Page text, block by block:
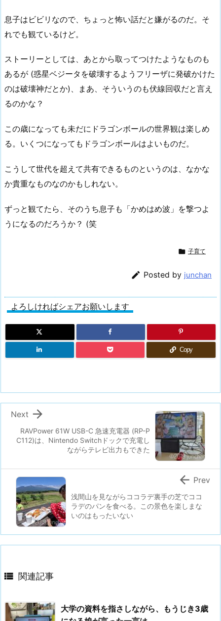
息子はビビリなので、ちょっと怖い話だと嫌がるのだ。そ
れでも観ているけど。
ストーリーとしては、あとから取ってつけたようなものも
あるが (惑星ベジータを破壊するようフリーザに発破かけた
のは破壊神だとか)、まあ、そういうのも伏線回収だと言え
るのかな？
この歳になっても未だにドラゴンボールの世界観は楽しめ
る。いくつになってもドラゴンボールはよいものだ。
こうして世代を超えて共有できるものというのは、なかな
か貴重なものなのかもしれない。
ずっと観てたら、そのうち息子も「かめはめ波」を撃つよ
うになるのだろうか？ (笑
 子育て
 Posted by junchan
よろしければシェアお願いします
Copy
RAVPower 61W USB-C 急速充電器 (RP-P
C112)は、Nintendo Switchドックで充電し
ながらテレビ出力もできた

Next
浅間山を見ながらココラデ裏手の芝でココ
ラデのパンを食べる。この景色を楽しまな
いのはもったいない
 Prev
 関連記事
大学の資料を指さしながら、もうじき3歳